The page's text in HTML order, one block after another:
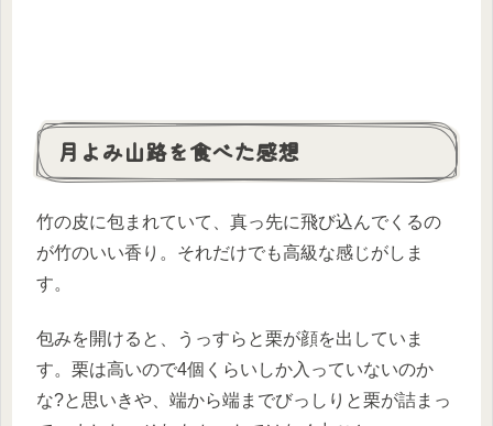
月よみ山路を食べた感想
竹の皮に包まれていて、真っ先に飛び込んでくるの
が竹のいい香り。それだけでも高級な感じがしま
す。
包みを開けると、うっすらと栗が顔を出していま
す。栗は高いので4個くらいしか入っていないのか
な?と思いきや、端から端までびっしりと栗が詰まっ